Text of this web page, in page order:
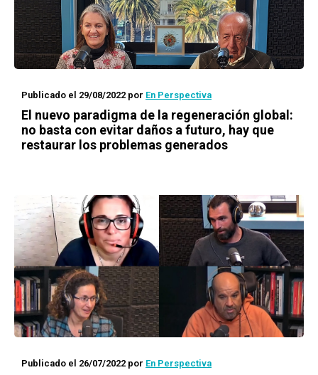
Publicado el 29/08/2022 por En Perspectiva
El nuevo paradigma de la regeneración global:
no basta con evitar daños a futuro, hay que
restaurar los problemas generados
Publicado el 26/07/2022 por En Perspectiva